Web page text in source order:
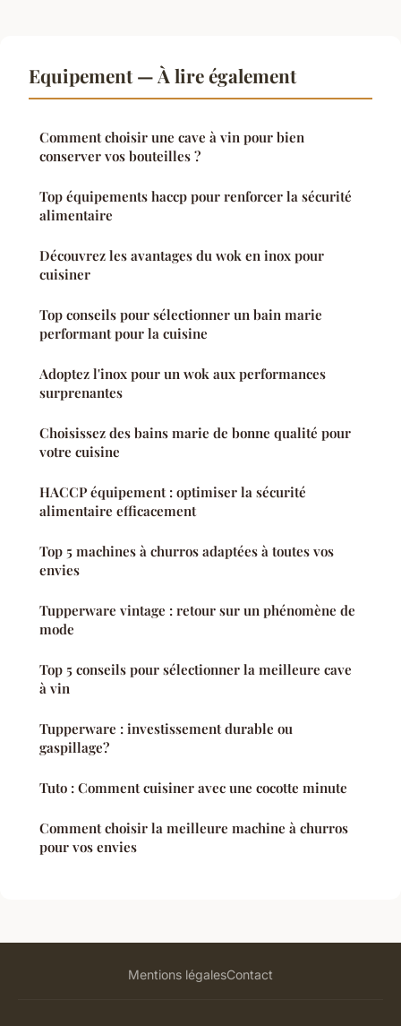
Equipement — À lire également
Comment choisir une cave à vin pour bien
conserver vos bouteilles ?
Top équipements haccp pour renforcer la sécurité
alimentaire
Découvrez les avantages du wok en inox pour
cuisiner
Top conseils pour sélectionner un bain marie
performant pour la cuisine
Adoptez l'inox pour un wok aux performances
surprenantes
Choisissez des bains marie de bonne qualité pour
votre cuisine
HACCP équipement : optimiser la sécurité
alimentaire efficacement
Top 5 machines à churros adaptées à toutes vos
envies
Tupperware vintage : retour sur un phénomène de
mode
Top 5 conseils pour sélectionner la meilleure cave
à vin
Tupperware : investissement durable ou
gaspillage?
Tuto : Comment cuisiner avec une cocotte minute
Comment choisir la meilleure machine à churros
pour vos envies
Mentions légalesContact